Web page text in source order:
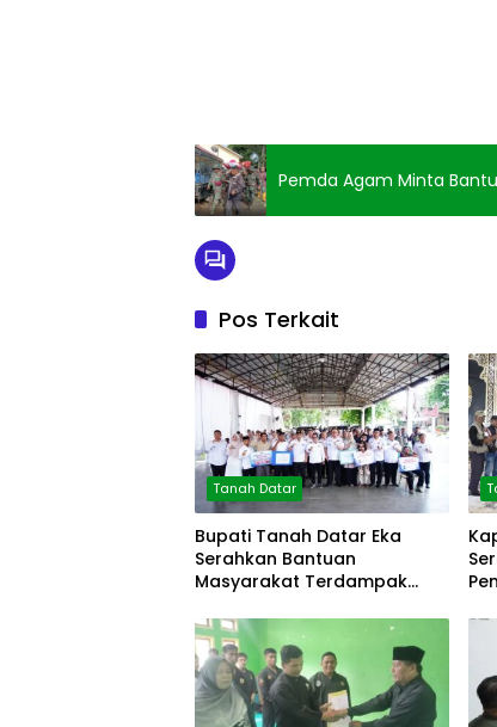
Pemda Agam Minta
Pos Terkait
Tanah Datar
Bupati Tanah Datar Eka
Serahkan Bantuan
Masyarakat Terdampak